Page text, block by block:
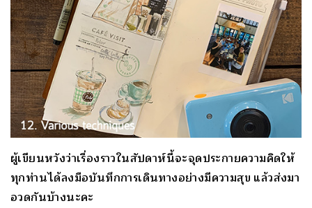
ผู้เขียนหวังว่าเรื่องราวในสัปดาห์นี้จะจุดประกายความคิดให้
ทุกท่านได้ลงมือบันทึกการเดินทางอย่างมีความสุข แล้วส่งมา
อวดกันบ้างนะคะ